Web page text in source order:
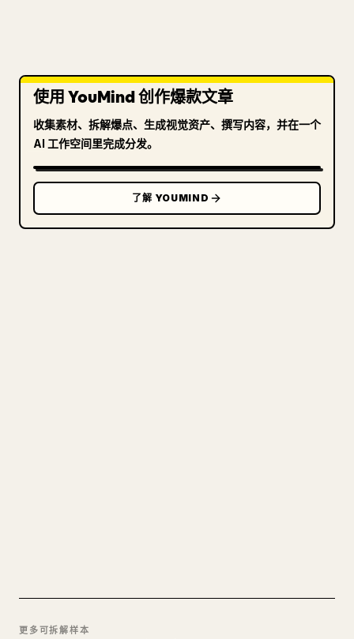
使用 YouMind 创作爆款文章
收集素材、拆解爆点、生成视觉资产、撰写内容，并在一个
AI 工作空间里完成分发。
了解 YOUMIND
更多可拆解样本